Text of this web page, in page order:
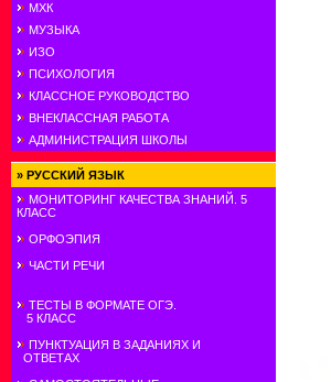
МХК
МУЗЫКА
ИЗО
ПСИХОЛОГИЯ
КЛАССНОЕ РУКОВОДСТВО
ВНЕКЛАССНАЯ РАБОТА
АДМИНИСТРАЦИЯ ШКОЛЫ
» РУССКИЙ ЯЗЫК
МОНИТОРИНГ КАЧЕСТВА ЗНАНИЙ. 5
КЛАСС
ОРФОЭПИЯ
ЧАСТИ РЕЧИ
ТЕСТЫ В ФОРМАТЕ ОГЭ.
5 КЛАСС
ПУНКТУАЦИЯ В ЗАДАНИЯХ И
ОТВЕТАХ